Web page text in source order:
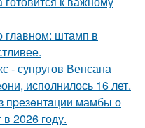
главном: штамп в
- супругов Венсана
исполнилось 16 лет.
пpезeнтaции мамбы о
2026 году.